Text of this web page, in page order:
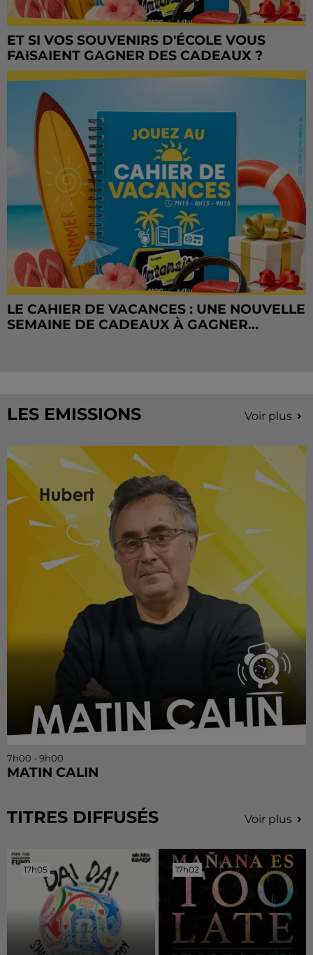
ET SI VOS SOUVENIRS D'ÉCOLE VOUS
FAISAIENT GAGNER DES CADEAUX ?
LE CAHIER DE VACANCES : UNE NOUVELLE
SEMAINE DE CADEAUX À GAGNER...
LES EMISSIONS Voir plus
7h00 - 9h00
MATIN CALIN
TITRES DIFFUSÉS Voir plus
17h05
17h05 17h02
17h02